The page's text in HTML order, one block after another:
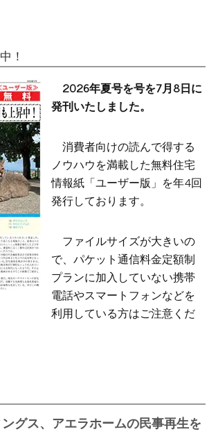
！
2026年夏号を号を7月8日に
発刊いたしました。
消費者向けの読んで得する
ノウハウを満載した無料住宅
情報紙「ユーザー版」を年4回
発行しております。
ファイルサイズが大きいの
で、パケット通信料金定額制
プランに加入していない携帯
電話やスマートフォンなどを
利用している方はご注意くだ
グス、アエラホームの民事再生を